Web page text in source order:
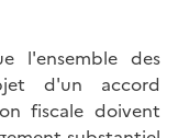
l'ensemble des
d'un accord
fiscale doivent